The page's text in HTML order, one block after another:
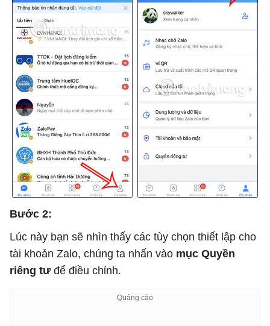
Bước 2:
Lúc này bạn sẽ nhìn thấy các tùy chọn thiết lập cho
tài khoản Zalo, chúng ta nhấn vào mục Quyền
riêng tư để điều chỉnh.